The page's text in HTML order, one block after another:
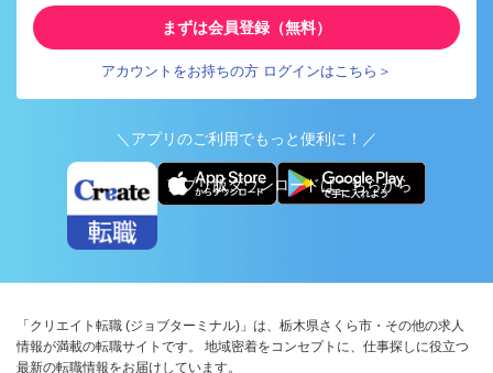
まずは会員登録（無料）
アカウントをお持ちの方 ログインはこちら＞
＼アプリのご利用でもっと便利に！／
アプリ版ダウンロードはこちらから
「クリエイト転職 (ジョブターミナル)」は、栃木県さくら市・その他の求人
情報が満載の転職サイトです。 地域密着をコンセプトに、仕事探しに役立つ
最新の転職情報をお届けしています。